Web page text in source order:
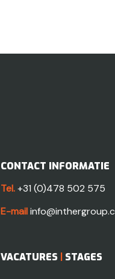
CONTACT INFORMATIE
Tel.+31 (0)478 502 575
E-mail
VACATURES
STAGES